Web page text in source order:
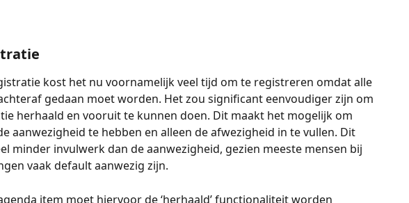
kost het nu voornamelijk veel tijd om te registreren omdat alle
gedaan moet worden. Het zou significant eenvoudiger zijn om
herhaald en vooruit te kunnen doen. Dit maakt het mogelijk om
aanwezigheid te hebben en alleen de afwezigheid in te vullen. Dit
minder invulwerk dan de aanwezigheid, gezien meeste mensen bij
vaak default aanwezig zijn.
item moet hiervoor de ‘herhaald’ functionaliteit worden